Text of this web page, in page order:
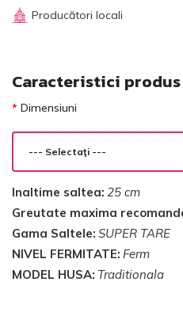
Producători locali
Caracteristici produs
Dimensiuni
Inaltime saltea: 25 cm
Greutate maxima
Gama Saltele: SUPER TARE
NIVEL FERMITATE: Ferm
MODEL HUSA: Traditionala